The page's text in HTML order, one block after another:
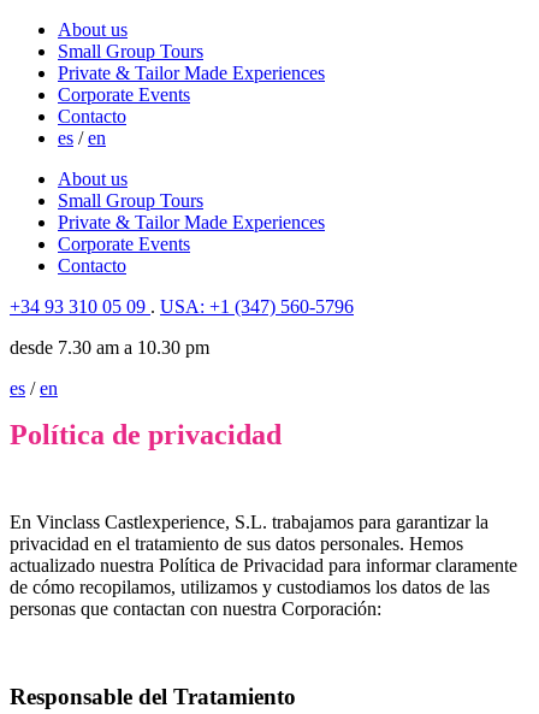
About us
Small Group Tours
Private & Tailor Made Experiences
Corporate Events
Contacto
es /en
About us
Small Group Tours
Private & Tailor Made Experiences
Corporate Events
Contacto
+34 93 310 05 09 . USA: +1 (347) 560-5796
desde 7.30 am a 10.30 pm
es /en
Política de privacidad
En Vinclass Castlexperience, S.L. trabajamos para garantizar la
privacidad en el tratamiento de sus datos personales. Hemos
actualizado nuestra Política de Privacidad para informar claramente
de cómo recopilamos, utilizamos y custodiamos los datos de las
personas que contactan con nuestra Corporación:
Responsable del Tratamiento